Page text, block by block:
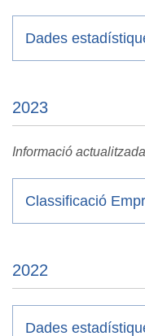
Dades
2023
Informació
Classificació
2022
Dades